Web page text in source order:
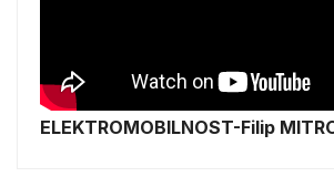
ELEKTROMOBILNOST-Filip